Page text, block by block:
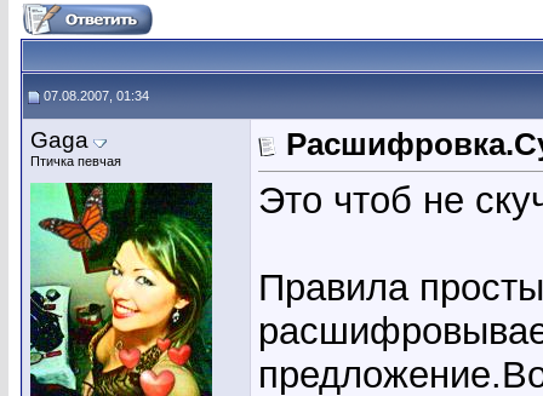
07.08.2007, 01:34
Gaga
Птичка певчая
Это чтоб не
Правила